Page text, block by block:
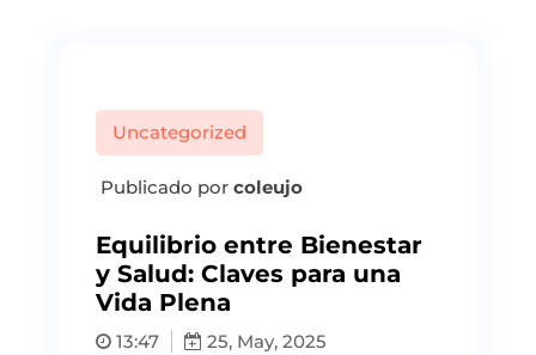
Uncategorized
Publicado por coleujo
Equilibrio entre Bienestar
y Salud: Claves para una
Vida Plena
13:47 25, May, 2025